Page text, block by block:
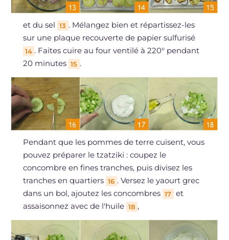
et du sel 13 . Mélangez bien et répartissez-les
sur une plaque recouverte de papier sulfurisé
14 . Faites cuire au four ventilé à 220° pendant
20 minutes 15 .
Pendant que les pommes de terre cuisent, vous
pouvez préparer le tzatziki : coupez le
concombre en fines tranches, puis divisez les
tranches en quartiers 16 . Versez le yaourt grec
dans un bol, ajoutez les concombres 17 et
assaisonnez avec de l'huile 18 ,